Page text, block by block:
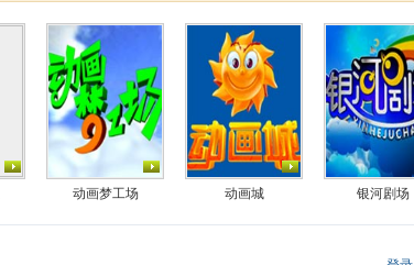
动画梦工场 动画城 银河剧场